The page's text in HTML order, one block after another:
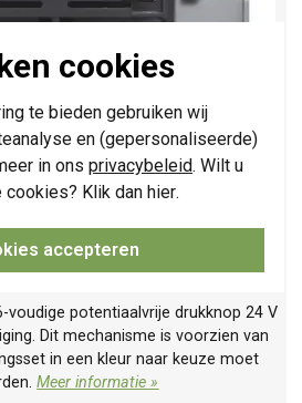
cookies
te bieden gebruiken wij
en (gepersonaliseerde)
in ons privacybeleid. Wilt u
Klik dan hier.
accepteren
voudige potentiaalvrije drukknop 24 V
Dit mechanisme is voorzien van
in een kleur naar keuze moet
Meer informatie »